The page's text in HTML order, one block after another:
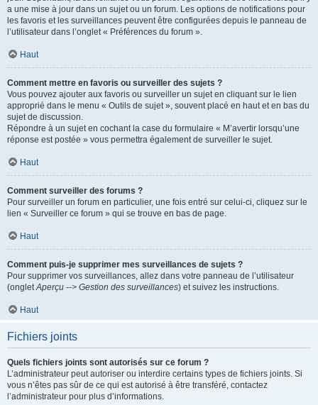
a une mise à jour dans un sujet ou un forum. Les options de notifications pour
les favoris et les surveillances peuvent être configurées depuis le panneau de
l’utilisateur dans l’onglet « Préférences du forum ».
Haut
Comment mettre en favoris ou surveiller des sujets ?
Vous pouvez ajouter aux favoris ou surveiller un sujet en cliquant sur le lien
approprié dans le menu « Outils de sujet », souvent placé en haut et en bas du
sujet de discussion.
Répondre à un sujet en cochant la case du formulaire « M’avertir lorsqu’une
réponse est postée » vous permettra également de surveiller le sujet.
Haut
Comment surveiller des forums ?
Pour surveiller un forum en particulier, une fois entré sur celui-ci, cliquez sur le
lien « Surveiller ce forum » qui se trouve en bas de page.
Haut
Comment puis-je supprimer mes surveillances de sujets ?
Pour supprimer vos surveillances, allez dans votre panneau de l’utilisateur
(ongletAperçu --> Gestion des surveillances) et suivez les instructions.
Haut
Fichiers joints
Quels fichiers joints sont autorisés sur ce forum ?
L’administrateur peut autoriser ou interdire certains types de fichiers joints. Si
vous n’êtes pas sûr de ce qui est autorisé à être transféré, contactez
l’administrateur pour plus d’informations.